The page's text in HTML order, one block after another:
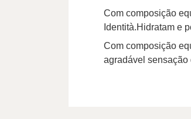
Com composição
Identità.Hidratam e
Com composição
agradável sensação